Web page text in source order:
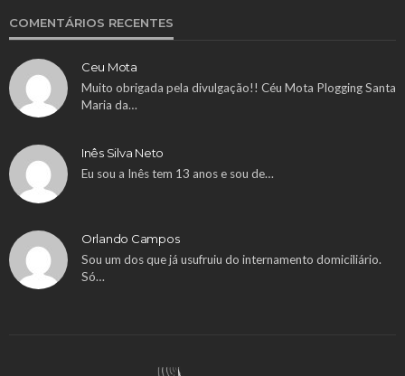
COMENTÁRIOS RECENTES
Ceu Mota
Muito obrigada pela divulgação!! Céu Mota Plogging Santa
Maria da…
Inês Silva Neto
Eu sou a Inês tem 13 anos e sou de…
Orlando Campos
Sou um dos que já usufruiu do internamento domiciliário.
Só…